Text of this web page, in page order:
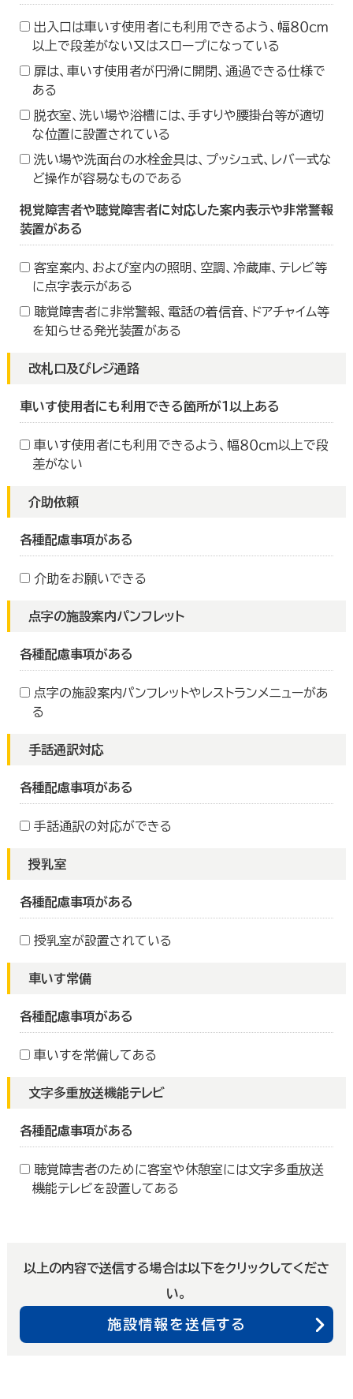
出入口は車いす使用者にも利用できるよう、幅８０ｃｍ
以上で段差がない又はスロープになっている
扉は、車いす使用者が円滑に開閉、通過できる仕様で
ある
脱衣室、洗い場や浴槽には、手すりや腰掛台等が適切
な位置に設置されている
洗い場や洗面台の水栓金具は、プッシュ式、レバー式な
ど操作が容易なものである
視覚障害者や聴覚障害者に対応した案内表示や非常警報
装置がある
客室案内、および室内の照明、空調、冷蔵庫、テレビ等
に点字表示がある
聴覚障害者に非常警報、電話の着信音、ドアチャイム等
を知らせる発光装置がある
改札口及びレジ通路
車いす使用者にも利用できる箇所が１以上ある
車いす使用者にも利用できるよう、幅８０ｃｍ以上で段
差がない
介助依頼
各種配慮事項がある
介助をお願いできる
点字の施設案内パンフレット
各種配慮事項がある
点字の施設案内パンフレットやレストランメニューがあ
る
手話通訳対応
各種配慮事項がある
手話通訳の対応ができる
授乳室
各種配慮事項がある
授乳室が設置されている
車いす常備
各種配慮事項がある
車いすを常備してある
文字多重放送機能テレビ
各種配慮事項がある
聴覚障害者のために客室や休憩室には文字多重放送
機能テレビを設置してある
以上の内容で送信する場合は以下をクリックしてくださ
い。
施設情報を送信する